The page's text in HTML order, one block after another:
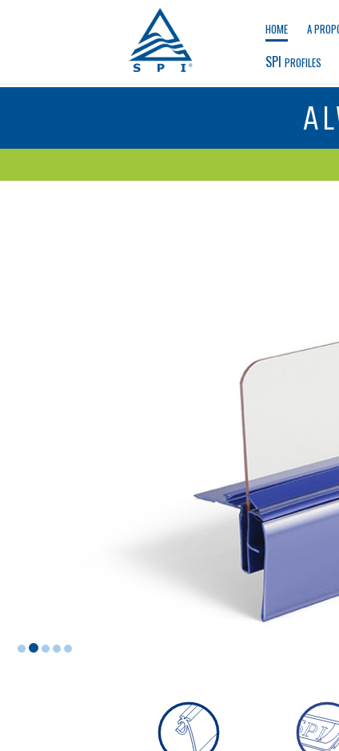
HOME A
SPI PROFILES